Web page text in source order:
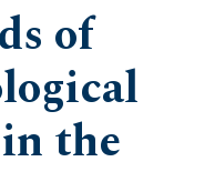
of
the